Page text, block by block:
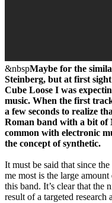
&nbspMaybe for the
Steinberg, but at first
Cube Loose I was
music. When the first
a few seconds to realize
Roman band with a bit of
common with electronic
the concept of synthetic.
It must be said that since
me most is the large
this band. It’s clear that the
result of a targeted research